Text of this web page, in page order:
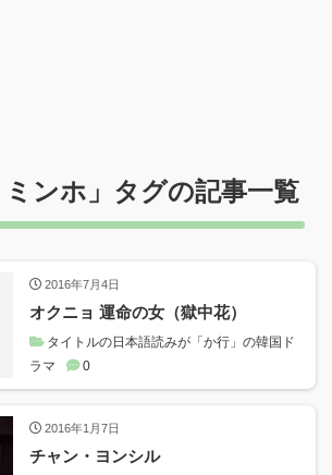
ンホ 」タグの記事一覧
2016年7月4日
オクニョ 運命の女（獄中花）
タイトルの日本語読みが「か行」の韓国ド
ラマ
0
2016年1月7日
チャン・ヨンシル